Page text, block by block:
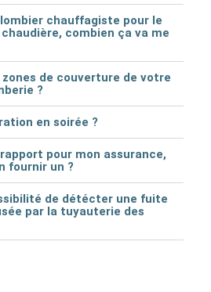
chauffagiste pour le
combien ça va me
de couverture de votre
?
en soirée ?
pour mon assurance,
fournir un ?
de détécter une fuite
par la tuyauterie des